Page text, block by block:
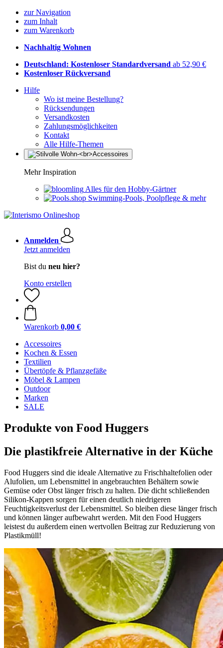
zur Navigation
zum Inhalt
zum Warenkorb
Nachhaltig Wohnen
Deutschland: Kostenloser Standardversand ab 52,90 €
Kostenloser Rückversand
Hilfe
Wo ist meine Bestellung?
Rücksendungen
Versandkosten
Zahlungsmöglichkeiten
Kontakt
Alle Hilfe-Themen
Mehr Inspiration
Alles für den Hobby-Gärtner
Swimming-Pools, Poolpflege & mehr
Anmelden
Jetzt anmelden
Bist du neu hier?
Konto erstellen
Warenkorb 0,00 €
Accessoires
Kochen & Essen
Textilien
Übertöpfe & Pflanzgefäße
Möbel & Lampen
Outdoor
Marken
SALE
Produkte von Food Huggers
Die plastikfreie Alternative in der Küche
Food Huggers sind die ideale Alternative zu Frischhaltefolien oder
Alufolien, um Lebensmittel in angebrauchten Behältern sowie
Gemüse oder Obst länger frisch zu halten. Die dicht schließenden
Silikon-Kappen sorgen für einen deutlich niedrigeren
Feuchtigkeitsverlust der Lebensmittel. So bleiben diese länger frisch
und können länger aufbewahrt werden. Mit den Food Huggers
leistest du außerdem einen wertvollen Beitrag zur Reduzierung von
Plastikmüll!